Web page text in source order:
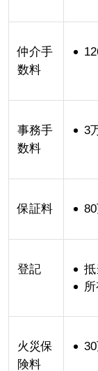
仲介手
数料
事務手
数料
3
保証料
登記
抵
火災保
険料